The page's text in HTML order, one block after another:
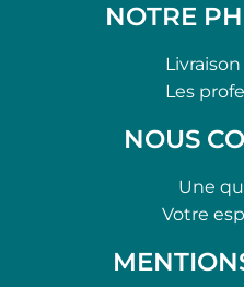
NOTRE
Les
NOUS
Une
Votre